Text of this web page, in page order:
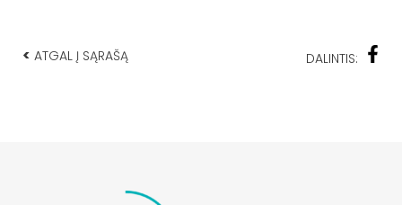
< ATGAL Į SĄRAŠĄ DALINTIS: